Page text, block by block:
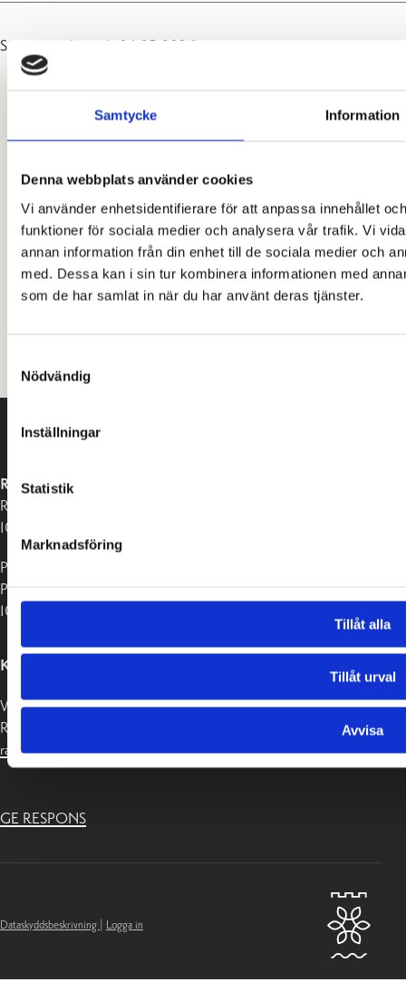
Samtycke Information
Denna webbplats använder cookies
Vi använder enhetsidentifierare för att anpassa innehållet
funktioner för sociala medier och analysera vår trafik. Vi
annan information från din enhet till de sociala medier och
med. Dessa kan i sin tur kombinera informationen med
som de har samlat in när du har använt deras tjänster.
Nödvändig
Inställningar
Statistik
Marknadsföring
Tillåt alla
Tillåt urval
Avvisa
Senast uppdaterad: 04.05.2026
Hjälp oss förbättra denna sida:
Om du vill, kan du ge mer detaljerad respons åt oss. Observera att vi inte
besvarar respons eller frågor som skickas via detta formulär. Skriv inte in
någon persons personuppgifter, till exempel namn, i meddelandet. Om
du har frågor som rör ditt eget ärende, vänligen kontakta vår kundtjänst
019 289 2000 eller information@raseborg.fi.
Hittade du den information du letade efter på den här
sidan?
RASEBORGS STAD
Raseborgsvägen 37
10650 Ekenäs
Postadress:
PB 58
10611 Raseborg
KONTAKTUPPGIFTER
Växel 019-289 2000
Registratur:
raseborg@raseborg.fi
GE RESPONS
Dataskyddsbeskrivning Logga in